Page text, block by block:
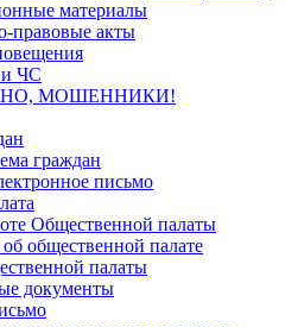
материалы
правовые акты
ЧС
МОШЕННИКИ!
граждан
письмо
Общественной палаты
общественной палате
палаты
документы